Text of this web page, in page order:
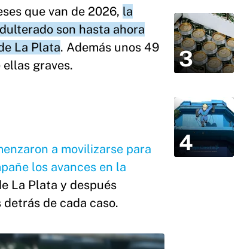
que van de 2026, la
son hasta ahora
La Plata. Además unos 49
graves.
a movilizarse para
los avances en la
La Plata y después
de cada caso.